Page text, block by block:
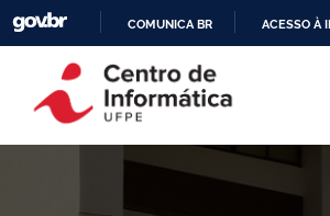
CONTEÚDO
COMUNICA BR ACESSO À